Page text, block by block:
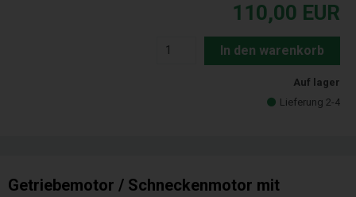
110,00 EUR
In den warenkorb
Auf lager
Lieferung 2-4
Getriebemotor / Schneckenmotor mit